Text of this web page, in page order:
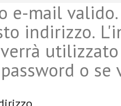
e-mail
indirizzo.
o